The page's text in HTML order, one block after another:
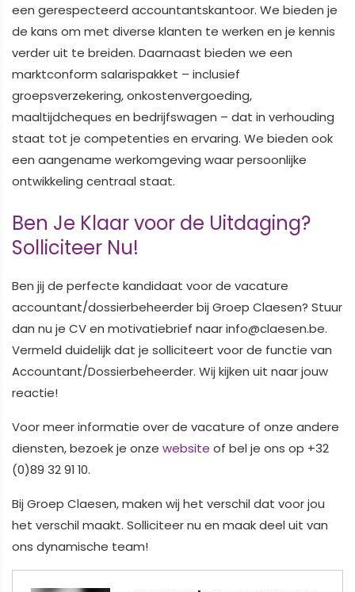
een gerespecteerd accountantskantoor. We bieden je
de kans om met diverse klanten te werken en je kennis
verder uit te breiden. Daarnaast bieden we een
marktconform salarispakket – inclusief
groepsverzekering, onkostenvergoeding,
maaltijdcheques en bedrijfswagen – dat in verhouding
staat tot je competenties en ervaring. We bieden ook
een aangename werkomgeving waar persoonlijke
ontwikkeling centraal staat.
Ben Je Klaar voor de Uitdaging?
Solliciteer Nu!
Ben jij de perfecte kandidaat voor de vacature
accountant/dossierbeheerder bij Groep Claesen? Stuur
dan nu je CV en motivatiebrief naar info@claesen.be.
Vermeld duidelijk dat je solliciteert voor de functie van
Accountant/Dossierbeheerder. Wij kijken uit naar jouw
reactie!
Voor meer informatie over de vacature of onze andere
diensten, bezoek je onze website of bel je ons op +32
(0)89 32 91 10.
Bij Groep Claesen, maken wij het verschil dat voor jou
het verschil maakt. Solliciteer nu en maak deel uit van
ons dynamische team!